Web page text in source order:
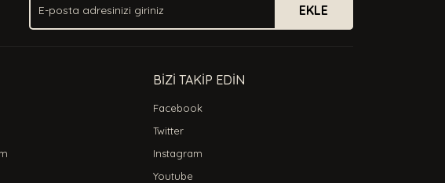
EKLE
BİZİ TAKİP EDİN
Facebook
Twitter
Instagram
Youtube